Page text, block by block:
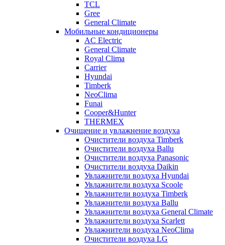
TCL
Gree
General Climate
Мобильные кондиционеры
AC Electric
General Climate
Royal Clima
Carrier
Hyundai
Timberk
NeoClima
Funai
Cooper&Hunter
THERMEX
Очищение и увлажнение воздуха
Очистители воздуха Timberk
Очистители воздуха Ballu
Очистители воздуха Panasonic
Очистители воздуха Daikin
Увлажнители воздуха Hyundai
Увлажнители воздуха Scoole
Увлажнители воздуха Timberk
Увлажнители воздуха Ballu
Увлажнители воздуха General Climate
Увлажнители воздуха Scarlett
Увлажнители воздуха NeoClima
Очистители воздуха LG